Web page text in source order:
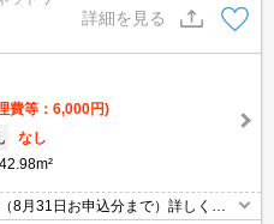
詳細を見る
費等：6,000円)
なし
42.98m²
8月31日お申込分まで）詳しくは